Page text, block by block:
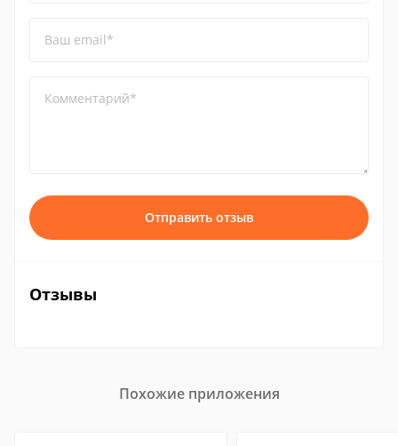
Ваш email*
Комментарий*
Отправить отзыв
Отзывы
Похожие приложения